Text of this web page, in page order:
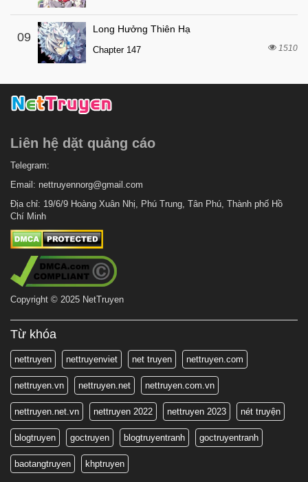
09
Long Hưởng Thiên Hạ
Chapter 147 1510
Liên hệ dặt quảng cáo
Telegram:
Email: nettruyennorg@gmail.com
Địa chỉ: 19/6/9 Hoàng Xuân Nhị, Phú Trung, Tân Phú, Thành phố Hồ
Chí Minh
Copyright © 2025 NetTruyen
Từ khóa
nettruyen nettruyenviet net truyen nettruyen.com
nettruyen.vn nettruyen.net nettruyen.com.vn
nettruyen.net.vn nettruyen 2022 nettruyen 2023 nét truyện
blogtruyen goctruyen blogtruyentranh goctruyentranh
baotangtruyen khptruyen